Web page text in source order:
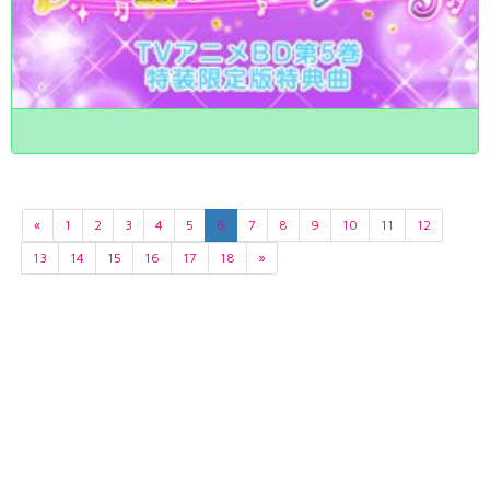
« 1 2 3 4 5 6 7 8 9 10 11
12
13
14 15 16 17 18 »